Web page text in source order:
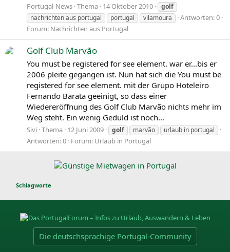
Portugal-News Thema 14 Oktober 2010
golf
nachrichten aus portugal
portugal vilamoura
Antworten: 0
Forum: Nachrichten aus Portugal
Golf Club Marvão
You must be registered for see element. war er...bis er
2006 pleite gegangen ist. Nun hat sich die You must be
registered for see element. mit der Grupo Hoteleiro
Fernando Barata geeinigt, so dass einer
Wiedereröffnung des Golf Club Marvão nichts mehr im
Weg steht. Ein wenig Geduld ist noch...
Sivi Thema 12 Juni 2009 golf marvão urlaub in portugal
Antworten: 0 Forum: Urlaub in Portugal
Schlagworte
Die deutschsprachige Portugal-Community